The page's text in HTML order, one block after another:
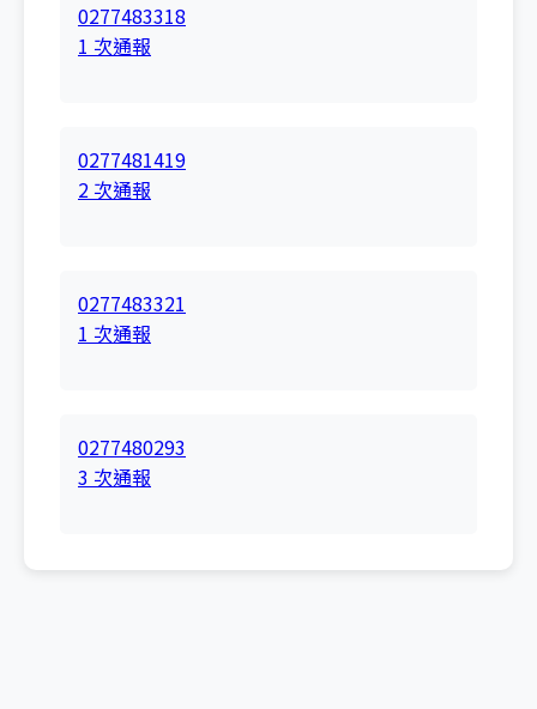
0277483318
1 次通報
0277481419
2 次通報
0277483321
1 次通報
0277480293
3 次通報